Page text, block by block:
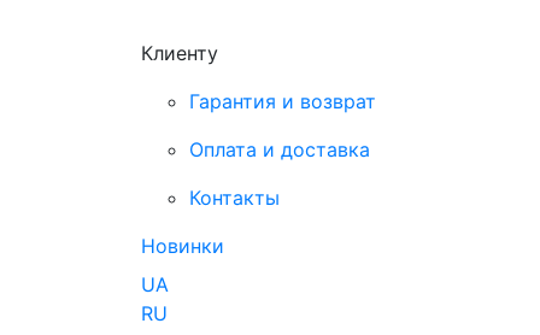
Клиенту
Гарантия и возврат
Оплата и доставка
Контакты
Новинки
UA
RU